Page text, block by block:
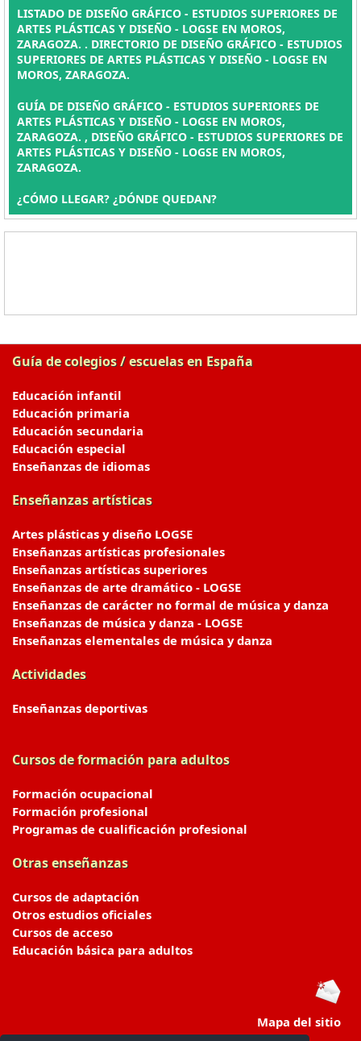
LISTADO DE DISEÑO GRÁFICO - ESTUDIOS SUPERIORES DE
ARTES PLÁSTICAS Y DISEÑO - LOGSE EN MOROS,
ZARAGOZA. . DIRECTORIO DE DISEÑO GRÁFICO - ESTUDIOS
SUPERIORES DE ARTES PLÁSTICAS Y DISEÑO - LOGSE EN
MOROS, ZARAGOZA.
GUÍA DE DISEÑO GRÁFICO - ESTUDIOS SUPERIORES DE
ARTES PLÁSTICAS Y DISEÑO - LOGSE EN MOROS,
ZARAGOZA. , DISEÑO GRÁFICO - ESTUDIOS SUPERIORES DE
ARTES PLÁSTICAS Y DISEÑO - LOGSE EN MOROS,
ZARAGOZA.
¿CÓMO LLEGAR? ¿DÓNDE QUEDAN?
Guía de colegios / escuelas en España
Educación infantil
Educación primaria
Educación secundaria
Educación especial
Enseñanzas de idiomas
Enseñanzas artísticas
Artes plásticas y diseño LOGSE
Enseñanzas artísticas profesionales
Enseñanzas artísticas superiores
Enseñanzas de arte dramático - LOGSE
Enseñanzas de carácter no formal de música y danza
Enseñanzas de música y danza - LOGSE
Enseñanzas elementales de música y danza
Actividades
Enseñanzas deportivas
Cursos de formación para adultos
Formación ocupacional
Formación profesional
Programas de cualificación profesional
Otras enseñanzas
Cursos de adaptación
Otros estudios oficiales
Cursos de acceso
Educación básica para adultos
Mapa del sitio